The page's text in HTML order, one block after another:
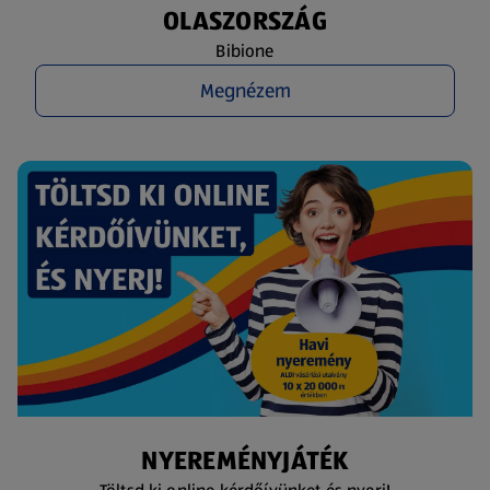
OLASZORSZÁG
Bibione
Megnézem
NYEREMÉNYJÁTÉK